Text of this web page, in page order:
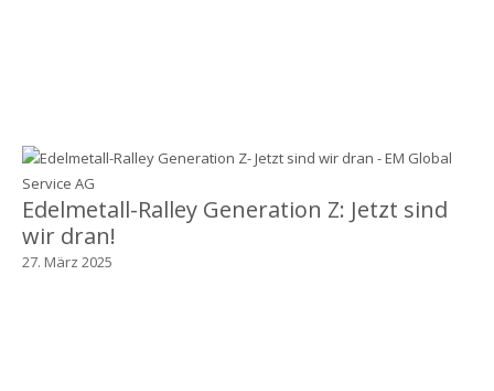
Edelmetall-Ralley Generation Z: Jetzt sind
wir dran!
27. März 2025